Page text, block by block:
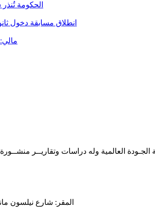
الحكومة
انطلاق مسابقة دخول ثانويات
العالمية وله دراسات وتقاريــر